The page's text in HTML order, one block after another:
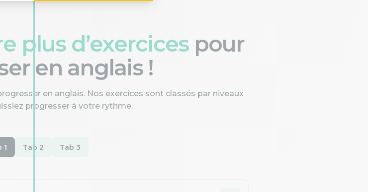
plus d’exercicespour
en anglais !
en anglais. Nos exercices sont classés par niveaux
progresser à votre rythme.
1 Tab 2 Tab 3